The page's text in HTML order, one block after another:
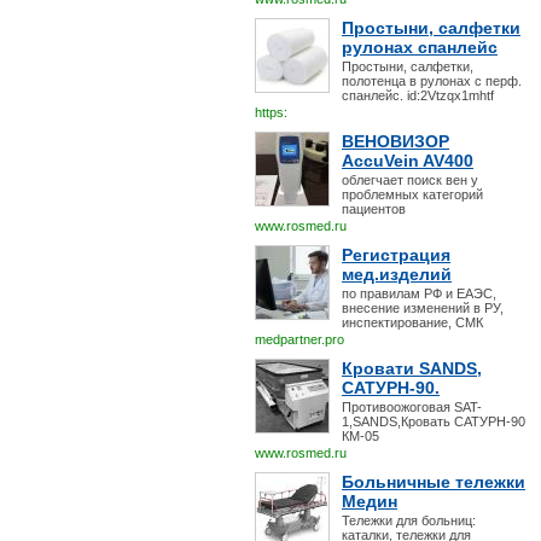
Простыни, салфетки
рулонах спанлейс
Простыни, салфетки,
полотенца в рулонах с перф.
спанлейс. id:2Vtzqx1mhtf
https:
ВЕНОВИЗОР
AccuVein AV400
облегчает поиск вен у
проблемных категорий
пациентов
www.rosmed.ru
Регистрация
мед.изделий
по правилам РФ и ЕАЭС,
внесение изменений в РУ,
инспектирование, СМК
medpartner.pro
Кровати SANDS,
САТУРН-90.
Противоожоговая SAT-
1,SANDS,Кровать САТУРН-90
КМ-05
www.rosmed.ru
Больничные тележки
Медин
Тележки для больниц:
каталки, тележки для